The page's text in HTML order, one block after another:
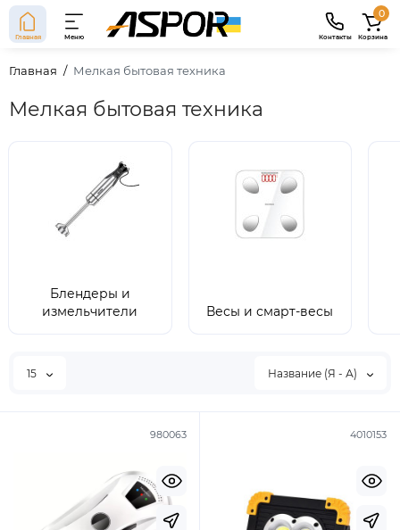
Главная Меню Контакты
0
Корзина
Главная Мелкая бытовая техника
Мелкая бытовая техника
Блендеры и
измельчители
Весы и смарт-весы
15 Название (Я - А)
980063 4010153